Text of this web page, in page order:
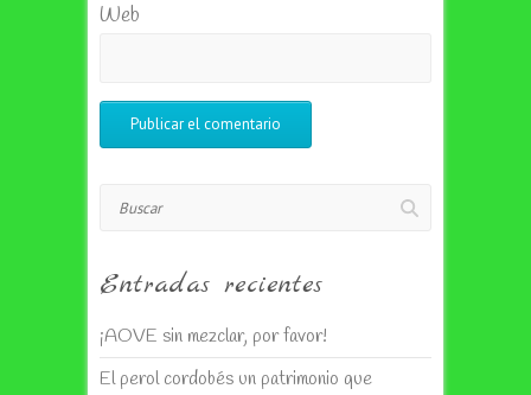
Web
Entradas recientes
¡AOVE sin mezclar, por favor!
El perol cordobés un patrimonio que